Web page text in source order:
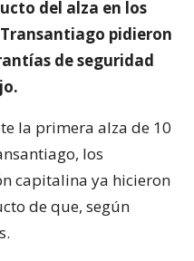
del alza en los
pidieron
de seguridad
la primera alza de 10
los
capitalina ya hicieron
de que, según